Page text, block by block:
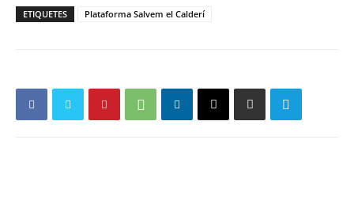
ETIQUETES Plataforma Salvem el Calderí